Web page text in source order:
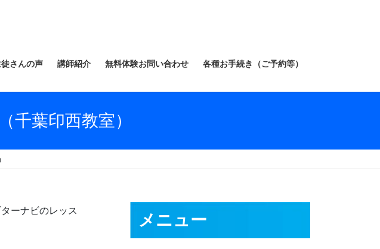
さんの声 講師紹介 無料体験お問い合わせ 各種お手続き（ご予約等）
千葉印西教室）
ーナビのレッス
メニュー